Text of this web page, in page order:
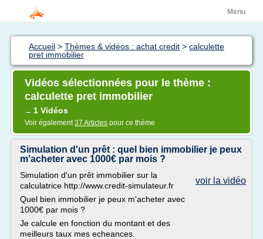
Menu
Accueil > Thèmes & vidéos : achat credit > calculette
pret immobilier
Vidéos sélectionnées pour le thème :
calculette pret immobilier
→ 1 Vidéos
Voir également37 Articles pour ce thème
Simulation d'un prêt : quel bien immobilier je peux
m'acheter avec 1000€ par mois ?
voir la vidéo
Simulation d'un prêt immobilier sur la
calculatrice http://www.credit-simulateur.fr
Quel bien immobilier je peux m'acheter avec
1000€ par mois ?
Je calcule en fonction du montant et des
meilleurs taux mes echeances.